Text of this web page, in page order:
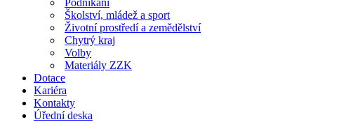
Podnikání
Školství, mládež a sport
Životní prostředí a zemědělství
Chytrý kraj
Volby
Materiály ZZK
Dotace
Kariéra
Kontakty
Úřední deska